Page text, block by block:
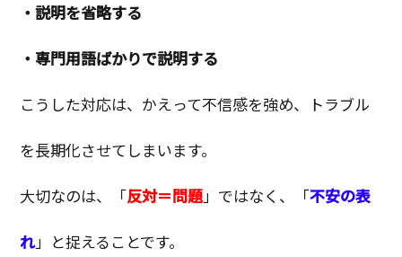
・説明を省略する
・専門用語ばかりで説明する
こうした対応は、かえって不信感を強め、トラブル
を長期化させてしまいます。
大切なのは、「反対＝問題」ではなく、「不安の表
れ」と捉えることです。